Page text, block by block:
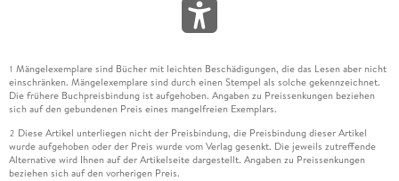
1 Mängelexemplare sind Bücher mit leichten Beschädigungen, die das Lesen aber nicht
einschränken. Mängelexemplare sind durch einen Stempel als solche gekennzeichnet.
Die frühere Buchpreisbindung ist aufgehoben. Angaben zu Preissenkungen beziehen
sich auf den gebundenen Preis eines mangelfreien Exemplars.
2 Diese Artikel unterliegen nicht der Preisbindung, die Preisbindung dieser Artikel
wurde aufgehoben oder der Preis wurde vom Verlag gesenkt. Die jeweils zutreffende
Alternative wird Ihnen auf der Artikelseite dargestellt. Angaben zu Preissenkungen
beziehen sich auf den vorherigen Preis.